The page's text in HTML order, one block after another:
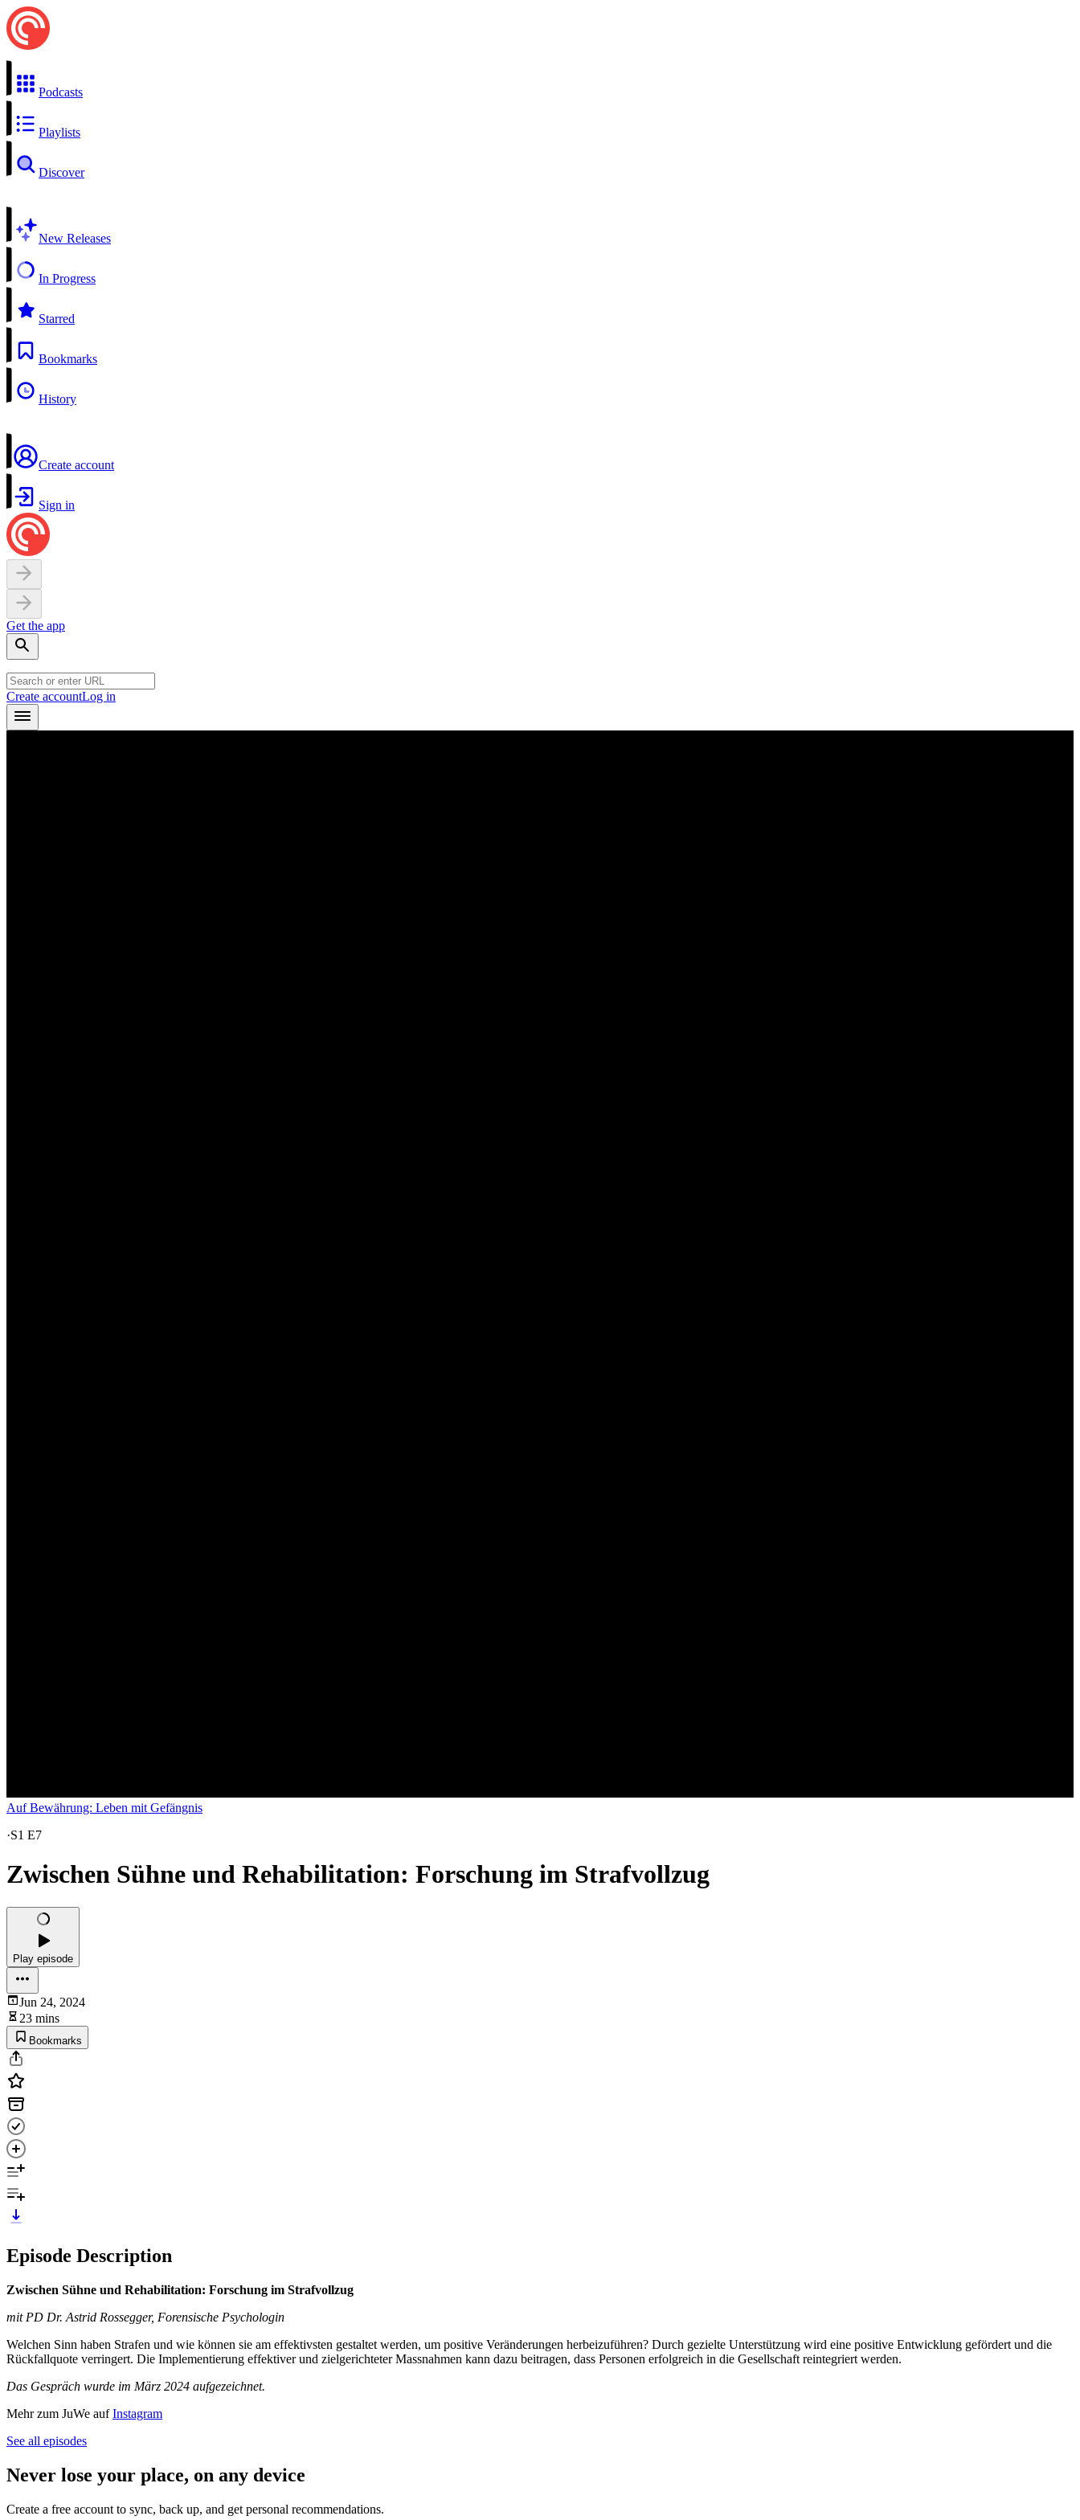
Podcasts
Playlists
Discover
New Releases
In Progress
Starred
Bookmarks
History
Create account
Sign in
Get the app
Create accountLog in
Auf Bewährung: Leben mit Gefängnis
·S1 E7
Zwischen Sühne und Rehabilitation: Forschung im Strafvollzug
Play episode
Jun 24, 2024
23 mins
Bookmarks
Episode Description
Zwischen Sühne und Rehabilitation: Forschung im Strafvollzug
mit PD Dr. Astrid Rossegger, Forensische Psychologin
Welchen Sinn haben Strafen und wie können sie am effektivsten gestaltet werden, um positive Veränderungen herbeizuführen? Durch gezielte Unterstützung wird eine positive Entwicklung gefördert und die
Rückfallquote verringert. Die Implementierung effektiver und zielgerichteter Massnahmen kann dazu beitragen, dass Personen erfolgreich in die Gesellschaft reintegriert werden.
Das Gespräch wurde im März 2024 aufgezeichnet.
Mehr zum JuWe aufInstagram
See all episodes
Never lose your place, on any device
Create a free account to sync, back up, and get personal recommendations.